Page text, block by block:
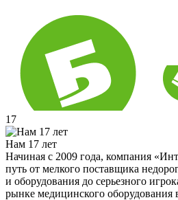
17
Нам 17 лет
Начиная с 2009 года, компания
путь от мелкого поставщика
и оборудования до серьезного
рынке медицинского оборудования